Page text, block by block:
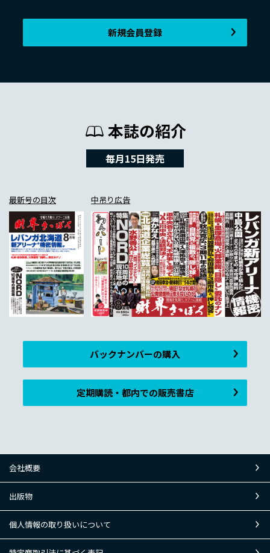
新規会員登録
本誌の紹介
毎月15日発売
最新号の目次 中吊り広告
バックナンバーの購入
定期購読・都内での販売書店
会社概要
出版物
個人情報の取り扱いについて